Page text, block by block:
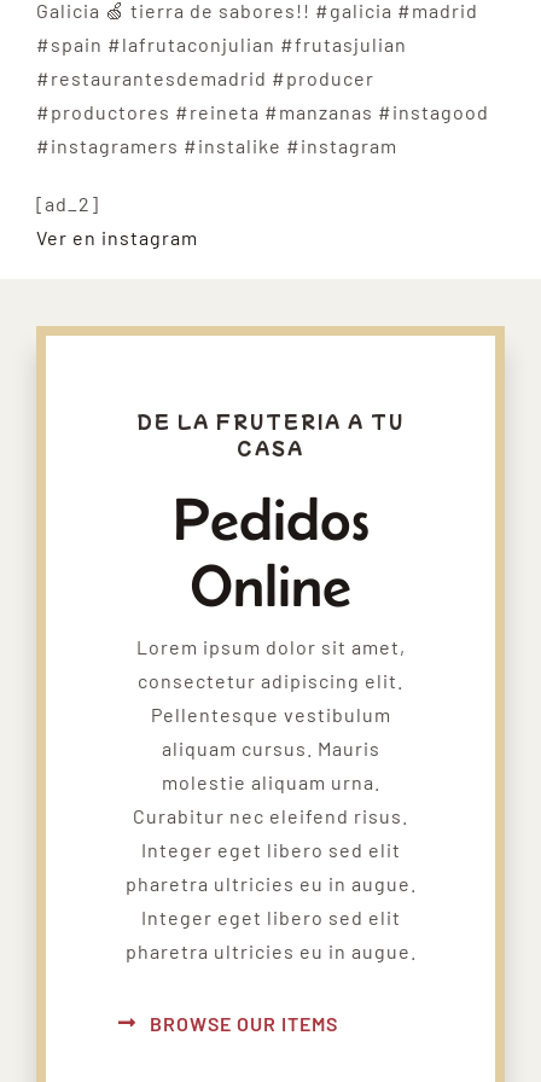
Galicia 🍏 tierra de sabores!! #galicia #madrid
#spain #lafrutaconjulian #frutasjulian
#restaurantesdemadrid #producer
#productores #reineta #manzanas #instagood
#instagramers #instalike #instagram
[ad_2]
Ver en instagram
DE LA FRUTERIA A TU
CASA
Pedidos
Online
Lorem ipsum dolor sit amet,
consectetur adipiscing elit.
Pellentesque vestibulum
aliquam cursus. Mauris
molestie aliquam urna.
Curabitur nec eleifend risus.
Integer eget libero sed elit
pharetra ultricies eu in augue.
Integer eget libero sed elit
pharetra ultricies eu in augue.
BROWSE OUR ITEMS